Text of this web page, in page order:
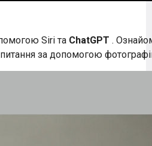
Siri та ChatGPT .
за допомогою